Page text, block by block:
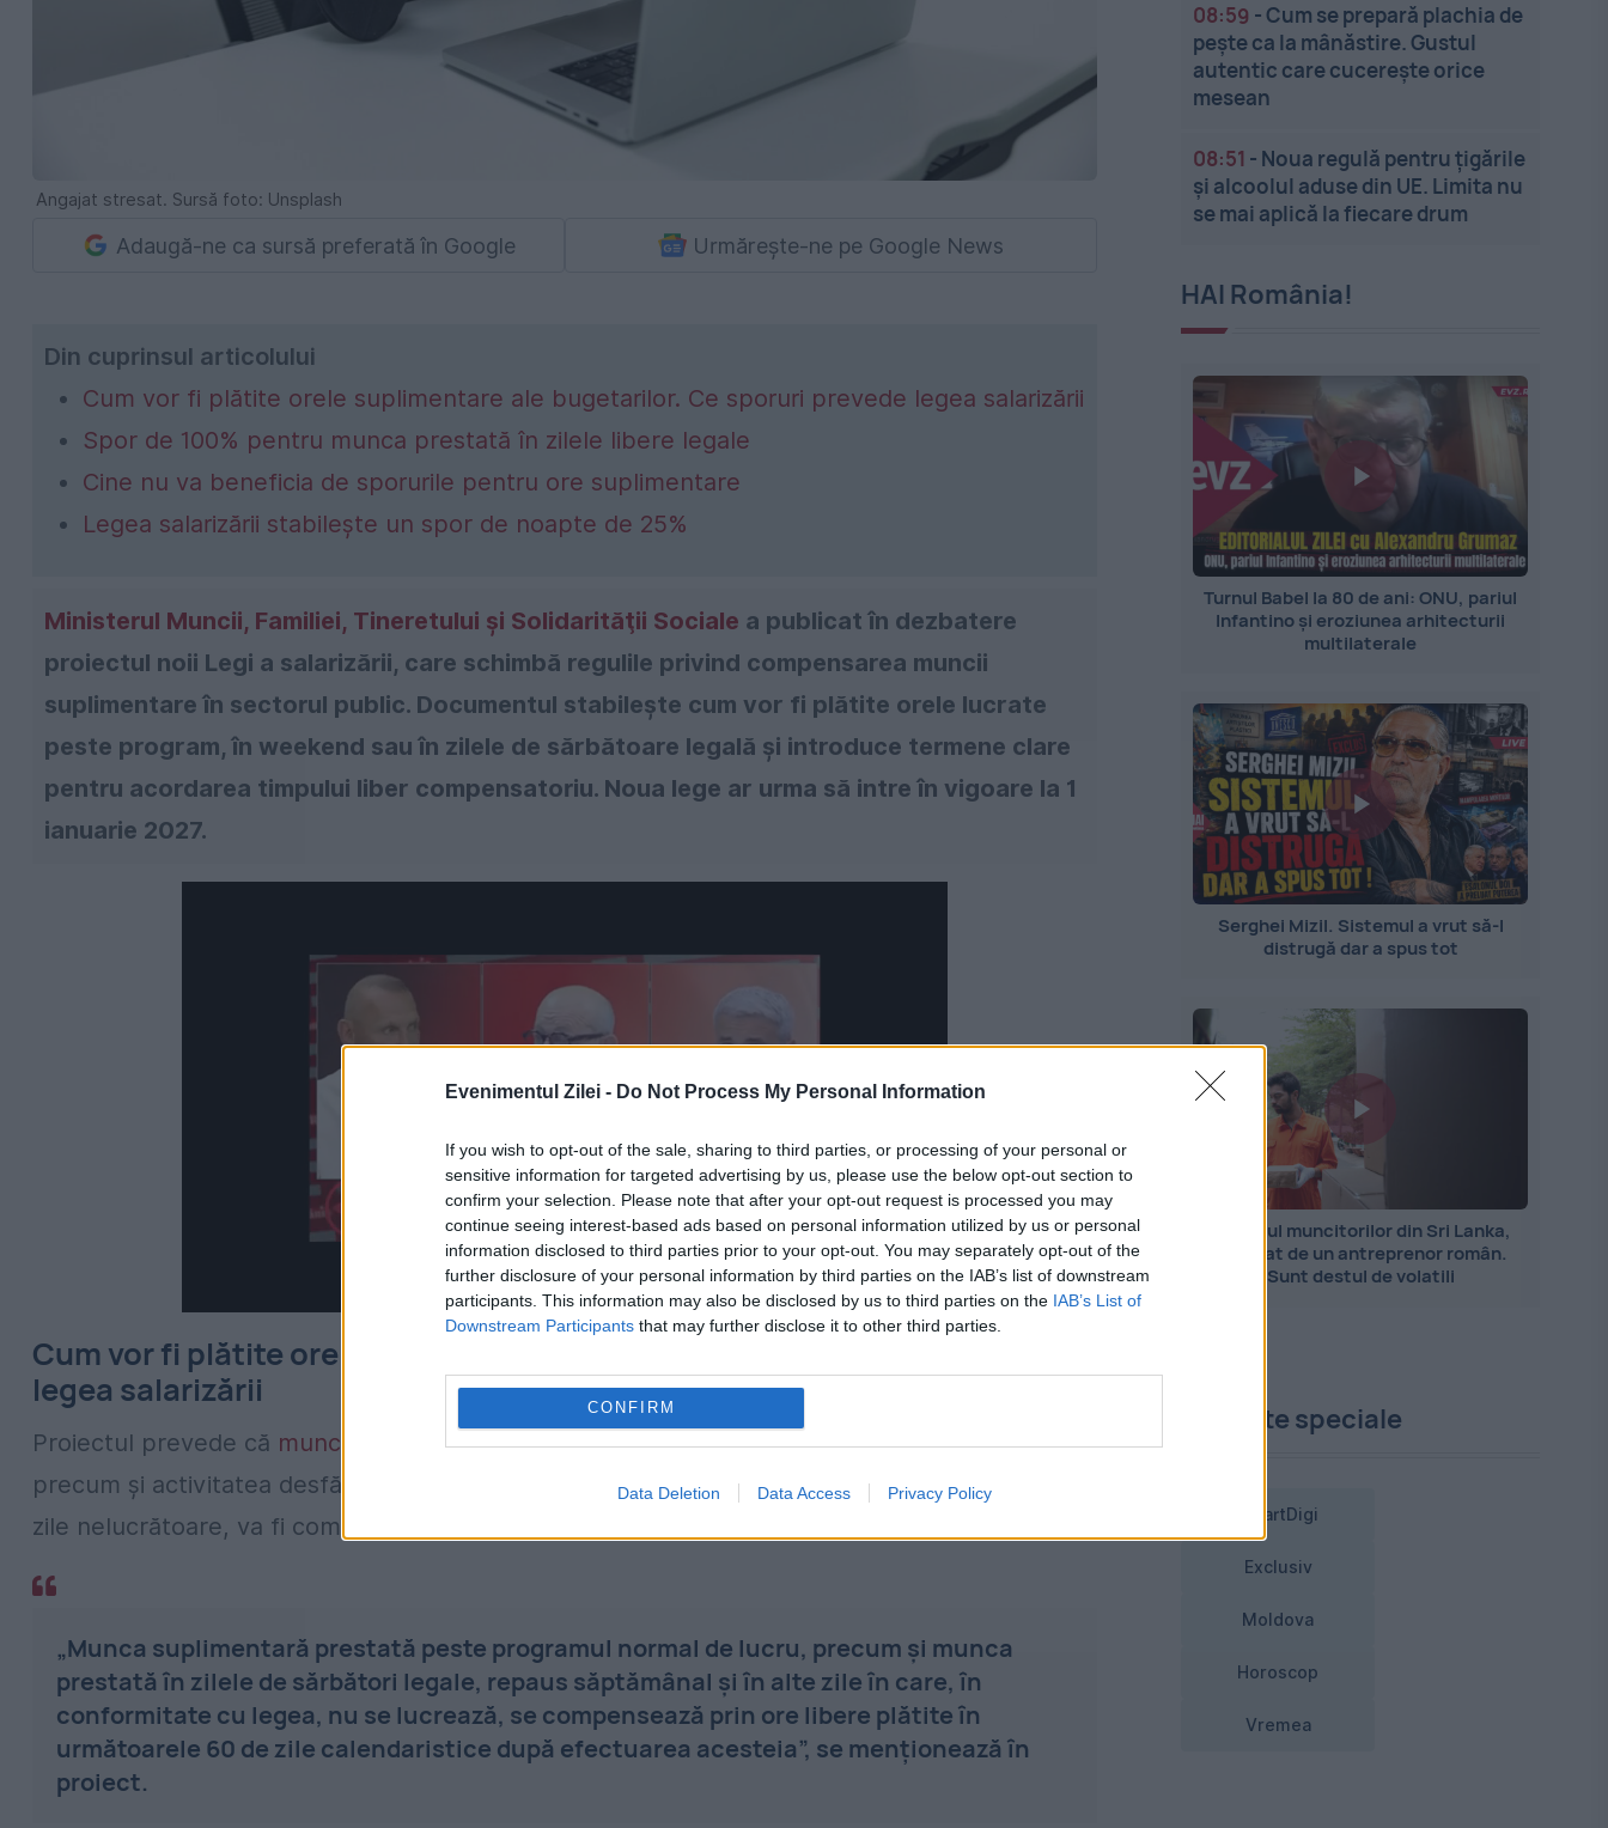
Evenimentul Zilei - Do Not Process My Personal Information
If you wish to opt-out of the sale, sharing to third parties, or processing of your personal or
sensitive information for targeted advertising by us, please use the below opt-out section to
confirm your selection. Please note that after your opt-out request is processed you may
continue seeing interest-based ads based on personal information utilized by us or personal
information disclosed to third parties prior to your opt-out. You may separately opt-out of the
further disclosure of your personal information by third parties on the IAB’s list of downstream
participants. This information may also be disclosed by us to third parties on the IAB’s List of
Downstream Participants that may further disclose it to other third parties.
CONFIRM
Data Deletion Data Access Privacy Policy
Angajat stresat. Sursă foto: Unsplash
Adaugă-ne ca sursă preferată în Google Urmărește-ne pe Google News
Din cuprinsul articolului
Cum vor fi plătite orele suplimentare ale bugetarilor. Ce sporuri prevede legea salarizării
Spor de 100% pentru munca prestată în zilele libere legale
Cine nu va beneficia de sporurile pentru ore suplimentare
Legea salarizării stabilește un spor de noapte de 25%
Ministerul Muncii, Familiei, Tineretului şi Solidarităţii Sociale a publicat în dezbatere
proiectul noii Legi a salarizării, care schimbă regulile privind compensarea muncii
suplimentare în sectorul public. Documentul stabilește cum vor fi plătite orele lucrate
peste program, în weekend sau în zilele de sărbătoare legală și introduce termene clare
pentru acordarea timpului liber compensatoriu. Noua lege ar urma să intre în vigoare la 1
ianuarie 2027.
Cum vor fi plătite orele suplimentare ale bugetarilor. Ce sporuri prevede
legea salarizării
Proiectul prevede că munca suplimentarăefectuată peste programul normal de lucru,
precum și activitatea desfășurată în zilele de repaus săptămânal, sărbători legale sau alte
zile nelucrătoare, va fi compensată în primul rând prin acordarea de ore libere plătite.
„Munca suplimentară prestată peste programul normal de lucru, precum şi munca
prestată în zilele de sărbători legale, repaus săptămânal şi în alte zile în care, în
conformitate cu legea, nu se lucrează, se compensează prin ore libere plătite în
următoarele 60 de zile calendaristice după efectuarea acesteia”, se menţionează în
proiect.
08:59 -Cum se prepară plachia de
pește ca la mânăstire. Gustul
autentic care cucerește orice
mesean
08:51 - Noua regulă pentru țigările
și alcoolul aduse din UE. Limita nu
se mai aplică la fiecare drum
HAI România!
Turnul Babel la 80 de ani: ONU, pariul
Infantino și eroziunea arhitecturii
multilaterale
Serghei Mizil. Sistemul a vrut să-l
distrugă dar a spus tot
Importul muncitorilor din Sri Lanka,
explicat de un antreprenor român.
Sunt destul de volatili
Proiecte speciale
SmartDigi
Exclusiv
Moldova
Horoscop
Vremea